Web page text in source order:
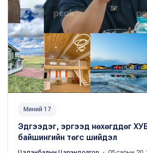
Миний 17
Эдгээдэг, эргээд нөхөгддөг
байшингийн төгс шийдэл